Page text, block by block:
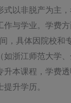
式以非脱产为主
作与学业。学费
，具体因院校和
如浙江师范大学
升本课程，学费
升学历。